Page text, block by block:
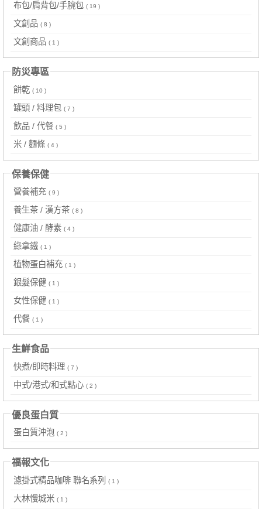
布包/肩背包/手腕包 ( 19 )
文創品 ( 8 )
文創商品 ( 1 )
防災專區
餅乾 ( 10 )
罐頭 / 料理包 ( 7 )
飲品 / 代餐 ( 5 )
米 / 麵條 ( 4 )
保養保健
營養補充 ( 9 )
養生茶 / 漢方茶 ( 8 )
健康油 / 酵素 ( 4 )
綠拿鐵 ( 1 )
植物蛋白補充 ( 1 )
銀髮保健 ( 1 )
女性保健 ( 1 )
代餐 ( 1 )
生鮮食品
快煮/即時料理 ( 7 )
中式/港式/和式點心 ( 2 )
優良蛋白質
蛋白質沖泡 ( 2 )
福報文化
濾掛式精品咖啡 聯名系列 ( 1 )
大林慢城米 ( 1 )